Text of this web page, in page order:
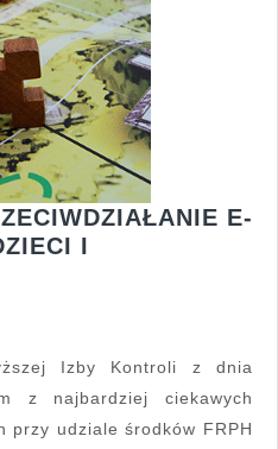
E-
I
z najbardziej ciekawych
przy udziale środków FRPH